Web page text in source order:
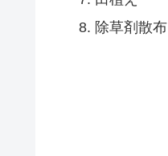
除草剤散布